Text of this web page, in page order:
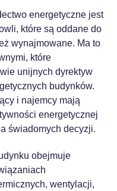
energetyczne jest
które są oddane do
wynajmowane. Ma to
które
unijnych dyrektyw
budynków.
i najemcy mają
energetycznej
świadomych decyzji.
obejmuje
wentylacji,